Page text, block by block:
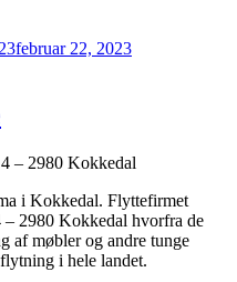
februar 22, 2023
– 2980 Kokkedal
i Kokkedal. Flyttefirmet
– 2980 Kokkedal hvorfra de
af møbler og andre tunge
i hele landet.